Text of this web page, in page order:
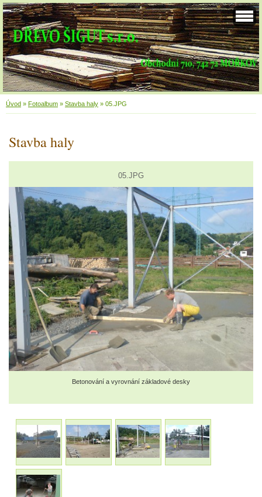
Úvod » Fotoalbum » Stavba haly » 05.JPG
Stavba haly
05.JPG
Betonování a vyrovnání základové desky